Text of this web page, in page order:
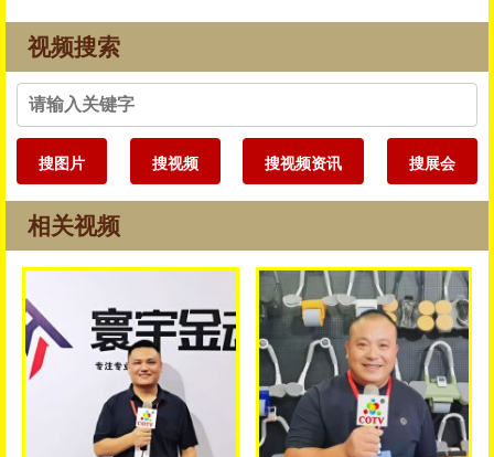
视频搜索
搜图片 搜视频 搜视频资讯 搜展会
相关视频